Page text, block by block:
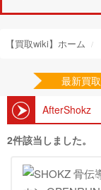
【買取wiki】ホーム
最新買
AfterShokz
2件該当しました。